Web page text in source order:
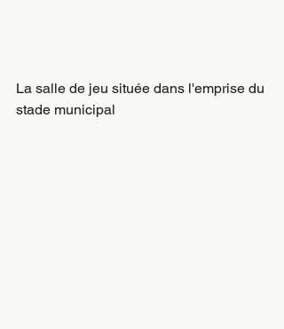
La salle de jeu située dans l'emprise du
stade municipal